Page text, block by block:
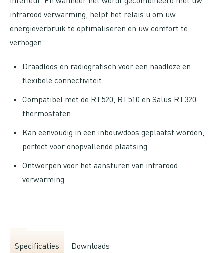
infrarood verwarming, helpt het relais u om uw
energieverbruik te optimaliseren en uw comfort te
verhogen.
Draadloos en radiografisch voor een naadloze en
flexibele connectiviteit
Compatibel met de RT520, RT510 en Salus RT320
thermostaten.
Kan eenvoudig in een inbouwdoos geplaatst worden,
perfect voor onopvallende plaatsing
Ontworpen voor het aansturen van infrarood
verwarming
Specificaties Downloads